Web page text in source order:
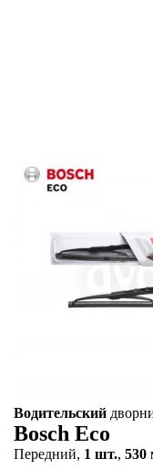
Водительский
Bosch Eco
Передний, 1 шт., 530